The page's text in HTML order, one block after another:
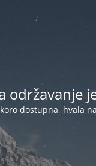
održavanje
dostupna, hvala